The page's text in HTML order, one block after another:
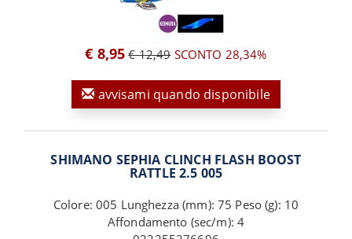
€ 8,95 € 12,49SCONTO 28,34%
avvisami quando disponibile
SHIMANO SEPHIA CLINCH FLASH BOOST
RATTLE 2.5 005
Colore: 005 Lunghezza (mm): 75 Peso (g): 10
Affondamento (sec/m): 4